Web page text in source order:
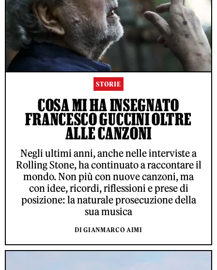
STORIE
COSA MI HA INSEGNATO
FRANCESCO GUCCINI OLTRE
ALLE CANZONI
Negli ultimi anni, anche nelle interviste a
Rolling Stone, ha continuato a raccontare il
mondo. Non più con nuove canzoni, ma
con idee, ricordi, riflessioni e prese di
posizione: la naturale prosecuzione della
sua musica
DI GIANMARCO AIMI